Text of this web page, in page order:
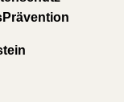
Prävention